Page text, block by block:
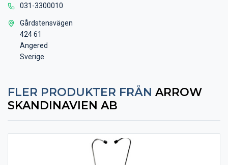
031-3300010
Gårdstensvägen
424 61
Angered
Sverige
FLER PRODUKTER FRÅN ARROW
SKANDINAVIEN AB